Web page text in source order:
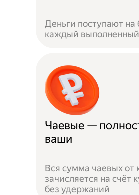
Деньги поступают на
каждый выполненный
Чаевые —
ваши
Вся сумма чаевых от
зачисляется на счёт
без удержаний